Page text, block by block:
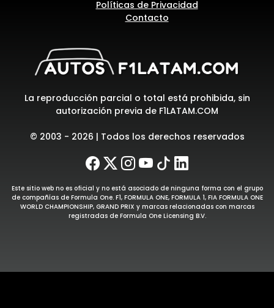
Políticas de Privacidad
Contacto
La reproducción parcial o total está prohibida, sin
autorización previa de F1LATAM.COM
© 2003 - 2026 | Todos los derechos reservados
Este sitio web no es oficial y no está asociado de ninguna forma con el grupo
de compañías de Formula One. F1, FORMULA ONE, FORMULA 1, FIA FORMULA ONE
WORLD CHAMPIONSHIP, GRAND PRIX y marcas relacionadas con marcas
registradas de Formula One Licensing B.V.